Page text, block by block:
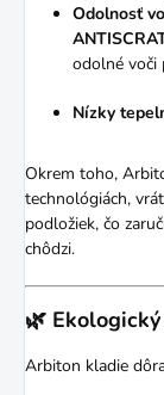
Odolnosť
odolné voči
Nízky
Okrem toho,
technológiách,
podložiek, čo
chôdzi.
🌿
Arbiton kladie